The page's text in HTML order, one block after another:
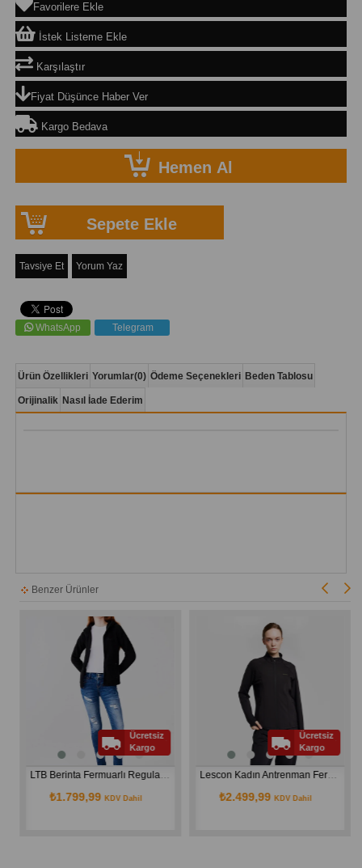
Favorilere Ekle
İstek Listeme Ekle
Karşılaştır
Fiyat Düşünce Haber Ver
Kargo Bedava
Tavsiye Et Yorum Yaz
WhatsApp Telegram
Ürün Özellikleri Yorumlar(0) Ödeme Seçenekleri Beden Tablosu
Orijinalik Nasıl İade Ederim
Benzer Ürünler
LTB Berinta Fermuarlı Regular Kapüşonlu Polar Düz Fit Hırka
₺1.799,99 KDV Dahil
Ücretsiz
Kargo
Lescon Kadın Antrenman Fermuarlı Sweatshirt 26B-2041
₺2.499,99 KDV Dahil
Ücretsiz
Kargo